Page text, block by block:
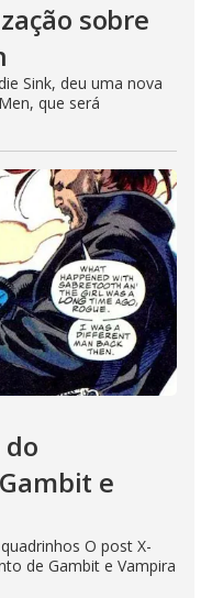
sobre
Sink, deu uma nova
que será
e
O post X-
de Gambit e Vampira